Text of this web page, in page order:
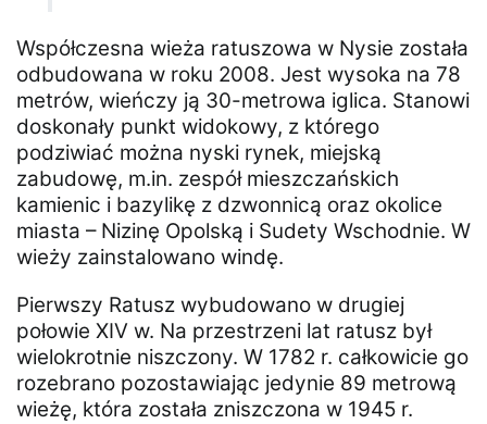
Współczesna wieża ratuszowa w Nysie została
odbudowana w roku 2008. Jest wysoka na 78
metrów, wieńczy ją 30-metrowa iglica. Stanowi
doskonały punkt widokowy, z którego
podziwiać można nyski rynek, miejską
zabudowę, m.in. zespół mieszczańskich
kamienic i bazylikę z dzwonnicą oraz okolice
miasta – Nizinę Opolską i Sudety Wschodnie. W
wieży zainstalowano windę.
Pierwszy Ratusz wybudowano w drugiej
połowie XIV w. Na przestrzeni lat ratusz był
wielokrotnie niszczony. W 1782 r. całkowicie go
rozebrano pozostawiając jedynie 89 metrową
wieżę, która została zniszczona w 1945 r.